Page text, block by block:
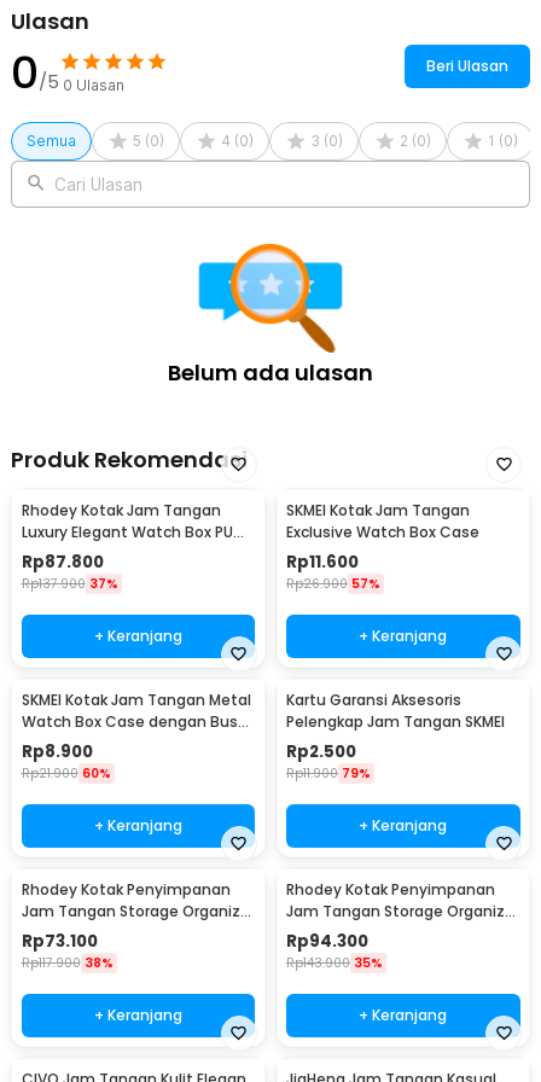
Ulasan
0/5 0 Ulasan
Beri Ulasan
Semua 5 (0) 4 (0) 3 (0) 2 (0) 1 (0)
Cari Ulasan
Belum ada ulasan
Produk Rekomendasi
Rhodey Kotak Jam Tangan
Luxury Elegant Watch Box PU
Leather 10 Slot - Z-0003
Rp87.800
Rp137.900 37%
+ Keranjang
SKMEI Kotak Jam Tangan
Exclusive Watch Box Case
Rp11.600
Rp26.900 57%
+ Keranjang
SKMEI Kotak Jam Tangan Metal
Watch Box Case dengan Busa
Pelindung
Rp8.900
Rp21.900 60%
+ Keranjang
Kartu Garansi Aksesoris
Pelengkap Jam Tangan SKMEI
Rp2.500
Rp11.900 79%
+ Keranjang
Rhodey Kotak Penyimpanan
Jam Tangan Storage Organizer
Watch Box 6 Slot - LS-006
Rp73.100
Rp117.900 38%
+ Keranjang
Rhodey Kotak Penyimpanan
Jam Tangan Storage Organizer
Luxury 12 Slot - Z-0003
Rp94.300
Rp143.900 35%
+ Keranjang